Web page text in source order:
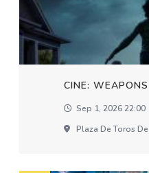
CINE: WEAPONS
Sep 1, 2026 22:00
Plaza De Toros